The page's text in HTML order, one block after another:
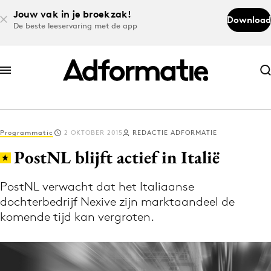
Jouw vak in je broekzak!
De beste leeservaring met de app
Download
Abonneer nu
Abonneer nu
Log in
Download de app
Volg het laatste nieuws via de Adformatie
Nieuws app
Programmatic 2 OKTOBER 2015 REDACTIE ADFORMATIE
PostNL blijft actief in Italië
PostNL verwacht dat het Italiaanse
dochterbedrijf Nexive zijn marktaandeel de
komende tijd kan vergroten.